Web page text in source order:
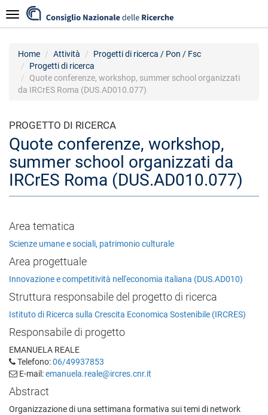
al
contenuto
Navigazione
Home Attività
Progetti di ricerca / Pon / Fsc
Progetti di ricerca
Quote conferenze, workshop, summer school organizzati
da IRCrES Roma (DUS.AD010.077)
PROGETTO DI RICERCA
Quote conferenze, workshop,
summer school organizzati da
IRCrES Roma (DUS.AD010.077)
Area tematica
Scienze umane e sociali, patrimonio culturale
Area progettuale
Innovazione e competitività nell'economia italiana (DUS.AD010)
Struttura responsabile del progetto di ricerca
Istituto di Ricerca sulla Crescita Economica Sostenibile (IRCRES)
Responsabile di progetto
EMANUELA REALE
Telefono:06/49937853
E-mail:emanuela.reale@ircres.cnr.it
Abstract
Organizzazione di una settimana formativa sui temi di network